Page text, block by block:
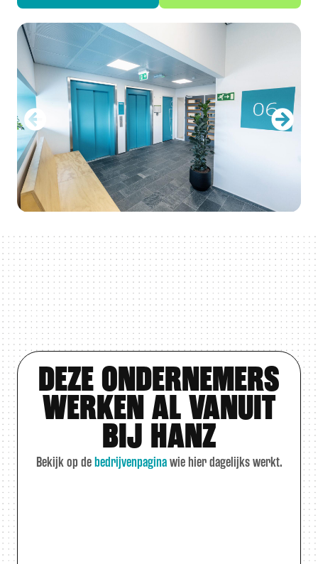
DEZE ONDERNEMERS
WERKEN AL VANUIT
BIJ HANZ
Bekijk op debedrijvenpaginawie hier dagelijks werkt.